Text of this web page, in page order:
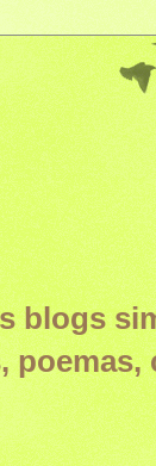
blogs
poemas,